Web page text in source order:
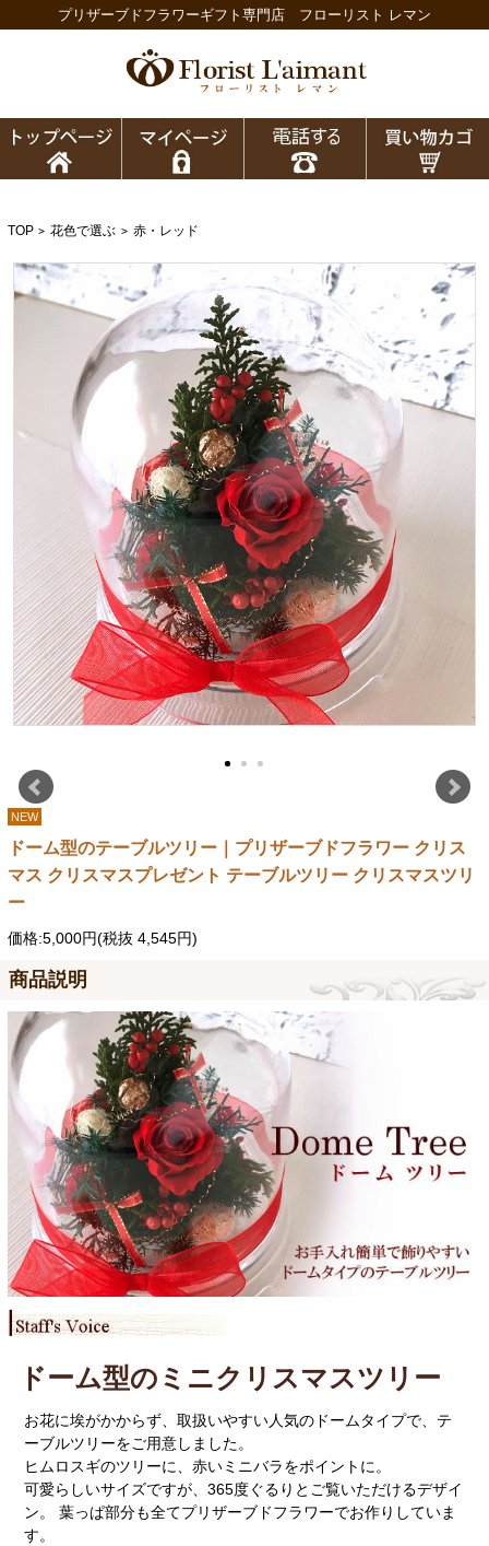
プリザーブドフラワーギフト専門店 フローリスト レマン
TOP > 花色で選ぶ > 赤・レッド
NEW
ドーム型のテーブルツリー｜プリザーブドフラワー クリス
マス クリスマスプレゼント テーブルツリー クリスマスツリ
ー
価格:5,000円(税抜 4,545円)
商品説明
ドーム型のミニクリスマスツリー
お花に埃がかからず、取扱いやすい人気のドームタイプで、テ
ーブルツリーをご用意しました。
ヒムロスギのツリーに、赤いミニバラをポイントに。
可愛らしいサイズですが、365度ぐるりとご覧いただけるデザイ
ン。 葉っぱ部分も全てプリザーブドフラワーでお作りしていま
す。